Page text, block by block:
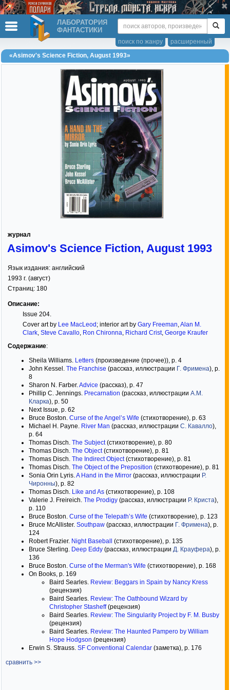
ЛАБОРАТОРИЯ
ФАНТАСТИКИ
расширенный
поиск по жанру
«Asimov's Science Fiction, August 1993»
журнал
Asimov's Science Fiction, August 1993
Язык издания: английский
1993 г. (август)
Страниц: 180
Описание:
Issue 204.
Cover art by Lee MacLeod ; interior art by Gary Freeman,Alan M.
Clark, Steve Cavallo, Ron Chironna, Richard Crist, George Kraufer
Содержание:
Sheila Williams. Letters (произведение (прочее)), p. 4
John Kessel. The Franchise (рассказ, иллюстрации Г. Фримена), p.
8
Sharon N. Farber.Advice (рассказ), p. 47
Phillip C. Jennings. Precarnation (рассказ, иллюстрации А.М.
Кларка), p. 50
Next Issue, p. 62
Bruce Boston. Curse of the Angel’s Wife (стихотворение), p. 63
Michael H. Payne. River Man (рассказ, иллюстрации С. Кавалло),
p. 64
Thomas Disch. The Subject(стихотворение), p. 80
Thomas Disch. The Object(стихотворение), p. 81
Thomas Disch. The Indirect Object(стихотворение), p. 81
Thomas Disch. The Object of the Preposition (стихотворение), p. 81
Sonia Orin Lyris.A Hand in the Mirror (рассказ, иллюстрации Р.
Чиронны), p. 82
Thomas Disch. Like and As (стихотворение), p. 108
Valerie J. Freireich. The Prodigy (рассказ, иллюстрации Р. Криста),
p. 110
Bruce Boston. Curse of the Telepath’s Wife (стихотворение), p. 123
Bruce McAllister. Southpaw (рассказ, иллюстрации Г. Фримена), p.
124
Robert Frazier. Night Baseball
(стихотворение), p. 135
Bruce Sterling. Deep Eddy (рассказ, иллюстрации Д. Крауфера), p.
136
Bruce Boston. Curse of the Merman's Wife (стихотворение), p. 168
On Books, p. 169
Baird Searles. Review: Beggars in Spain by Nancy Kress
(рецензия)
Baird Searles. Review: The Oathbound Wizard by
Christopher Stasheff(рецензия)
Baird Searles. Review: The Singularity Project by F. M. Busby
(рецензия)
Baird Searles. Review: The Haunted Pampero by William
Hope Hodgson (рецензия)
Erwin S. Strauss. SF Conventional Calendar (заметка), p. 176
сравнить >>